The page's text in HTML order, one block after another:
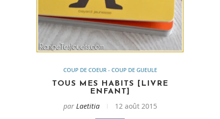
COUP DE COEUR - COUP DE GUEULE
TOUS MES HABITS [LIVRE
ENFANT]
par Laetitia 12 août 2015